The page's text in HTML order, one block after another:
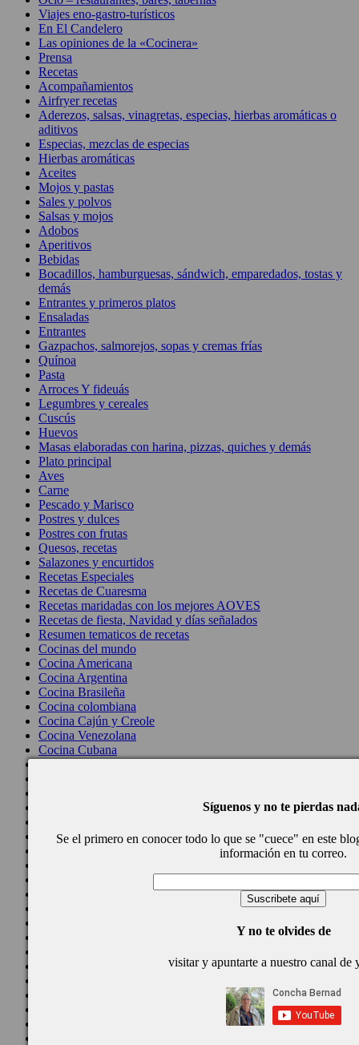
Viajes eno-gastro-turísticos
En El Candelero
Las opiniones de la «Cocinera»
Prensa
Recetas
Acompañamientos
Airfryer recetas
Aderezos, salsas, vinagretas, especias, hierbas aromáticas o
aditivos
Especias, mezclas de especias
Hierbas aromáticas
Aceites
Mojos y pastas
Sales y polvos
Salsas y mojos
Adobos
Aperitivos
Bebidas
Bocadillos, hamburguesas, sándwich, emparedados, tostas y
demás
Entrantes y primeros platos
Ensaladas
Entrantes
Gazpachos, salmorejos, sopas y cremas frías
Quínoa
Pasta
Arroces Y fideuás
Legumbres y cereales
Cuscús
Huevos
Masas elaboradas con harina, pizzas, quiches y demás
Plato principal
Aves
Carne
Pescado y Marisco
Postres y dulces
Postres con frutas
Quesos, recetas
Salazones y encurtidos
Recetas Especiales
Recetas de Cuaresma
Recetas maridadas con los mejores AOVES
Recetas de fiesta, Navidad y días señalados
Resumen tematicos de recetas
Cocinas del mundo
Cocina Americana
Cocina Argentina
Cocina Brasileña
Cocina colombiana
Cocina Cajún y Creole
Cocina Venezolana
Cocina Cubana
Cocina Mexicana
Síguenos y no te pierdas
Se el primero en conocer todo lo que se "cuece" en este
información en tu correo.
Y no te olvides de
visitar y apuntarte a nuestro canal de